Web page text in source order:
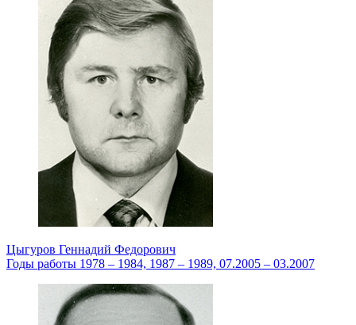
Цыгуров Геннадий Федорович
Годы работы 1978 – 1984, 1987 – 1989, 07.2005 – 03.2007